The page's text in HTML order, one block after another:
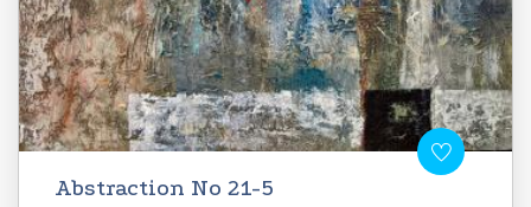
Abstraction No 21-5